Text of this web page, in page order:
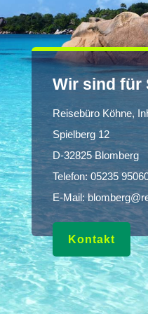
Wir sind für
Reisebüro Köhne,
Spielberg 12
D-32825 Blomberg
Telefon: 05235
E-Mail:
Kontakt